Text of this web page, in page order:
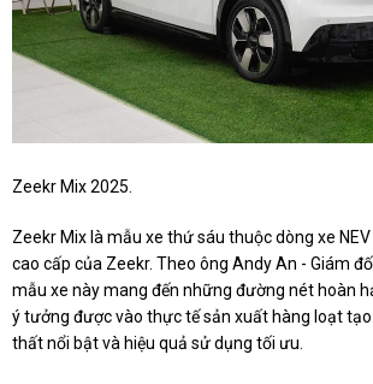
Zeekr Mix 2025.
Zeekr Mix là mẫu xe thứ sáu thuộc dòng xe
cao cấp của Zeekr. Theo ông Andy An - Giám
mẫu xe này mang đến những đường nét hoàn
ý tưởng đượcvào thực tế sản xuất hàng loạt
thất nổi bật và hiệu quả sử dụng tối ưu.